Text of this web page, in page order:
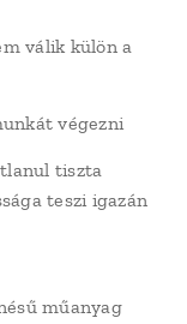
válik külön a
végezni
tiszta
teszi igazán
műanyag